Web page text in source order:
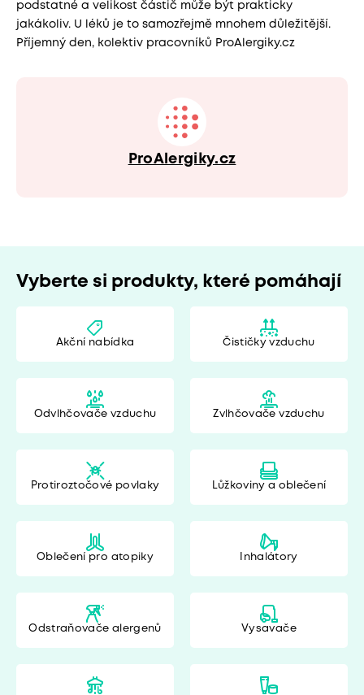
podstatné a velikost částič může být prakticky
jakákoliv. U léků je to samozřejmě mnohem důležitější.
Příjemný den, kolektiv pracovníků ProAlergiky.cz
ProAlergiky.cz
Vyberte si produkty, které pomáhají
Akční nabídka Čističky vzduchu
Odvlhčovače vzduchu Zvlhčovače vzduchu
Protiroztočové povlaky Lůžkoviny a oblečení
Oblečení pro atopiky Inhalátory
Odstraňovače alergenů Vysavače